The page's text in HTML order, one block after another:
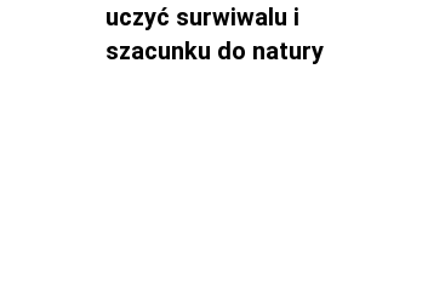
uczyć surwiwalu i
szacunku do natury